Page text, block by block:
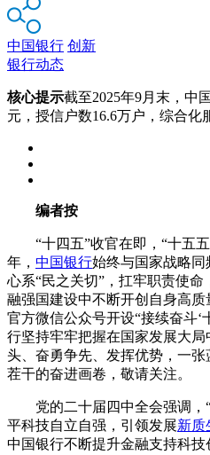
中国银行 创新
银行动态
核心提示截至2025年9月末，中
元，授信户数16.6万户，综合化
编者按
“十四五”收官在即，“十五
年， 中国银行始终与国家战略同
心系“民之关切”，扛牢职责使
融强国建设中不断开创自身高
官方微信公众号开设“接续奋斗‘
行坚持牢牢把握在国家发展大
头、奋勇争先、发挥优势，一
茬干的奋进画卷，敬请关注。
党的二十届四中全会强调，
平科技自立自强，引领发展新质
中国银行不断提升金融支持科